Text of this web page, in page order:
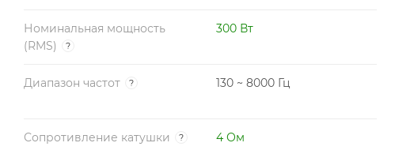
Номинальная мощность
(RMS)
?
300 Вт
Диапазон частот ? 130 ~ 8000 Гц
Сопротивление катушки ? 4 Ом